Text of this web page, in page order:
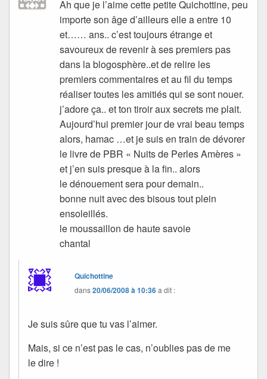
Ah que je l’aime cette petite Quichottine, peu
importe son âge d’ailleurs elle a entre 10
et…… ans.. c’est toujours étrange et
savoureux de revenir à ses premiers pas
dans la blogosphère..et de relire les
premiers commentaires et au fil du temps
réaliser toutes les amitiés qui se sont nouer.
j’adore ça.. et ton tiroir aux secrets me plait.
Aujourd’hui premier jour de vrai beau temps
alors, hamac …et je suis en train de dévorer
le livre de PBR « Nuits de Perles Amères »
et j’en suis presque à la fin.. alors
le dénouement sera pour demain..
bonne nuit avec des bisous tout plein
ensoleillés.
le moussaillon de haute savoie
chantal
Quichottine
dans20/06/2008 à 10:36a dit :
Je suis sûre que tu vas l’aimer.
Mais, si ce n’est pas le cas, n’oublies pas de me
le dire !